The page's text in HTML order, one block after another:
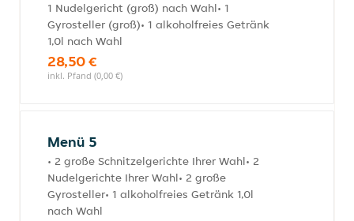
1 Nudelgericht (groß) nach Wahl• 1
Gyrosteller (groß)• 1 alkoholfreies Getränk
1,0l nach Wahl
28,50 €
inkl. Pfand (0,00 €)
Menü 5
• 2 große Schnitzelgerichte Ihrer Wahl• 2
Nudelgerichte Ihrer Wahl• 2 große
Gyrosteller• 1 alkoholfreies Getränk 1,0l
nach Wahl